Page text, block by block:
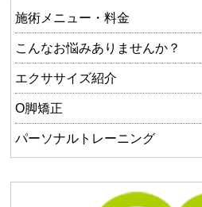
施術メニュー・料金
こんなお悩みありませんか？
エクササイズ紹介
O脚矯正
パーソナルトレーニング